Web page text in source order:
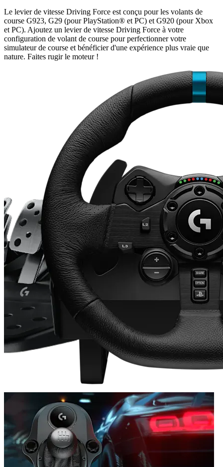
Le levier de vitesse Driving Force est conçu pour les volants de
course G923, G29 (pour PlayStation® et PC) et G920 (pour Xbox
et PC). Ajoutez un levier de vitesse Driving Force à votre
configuration de volant de course pour perfectionner votre
simulateur de course et bénéficier d'une expérience plus vraie que
nature. Faites rugir le moteur !